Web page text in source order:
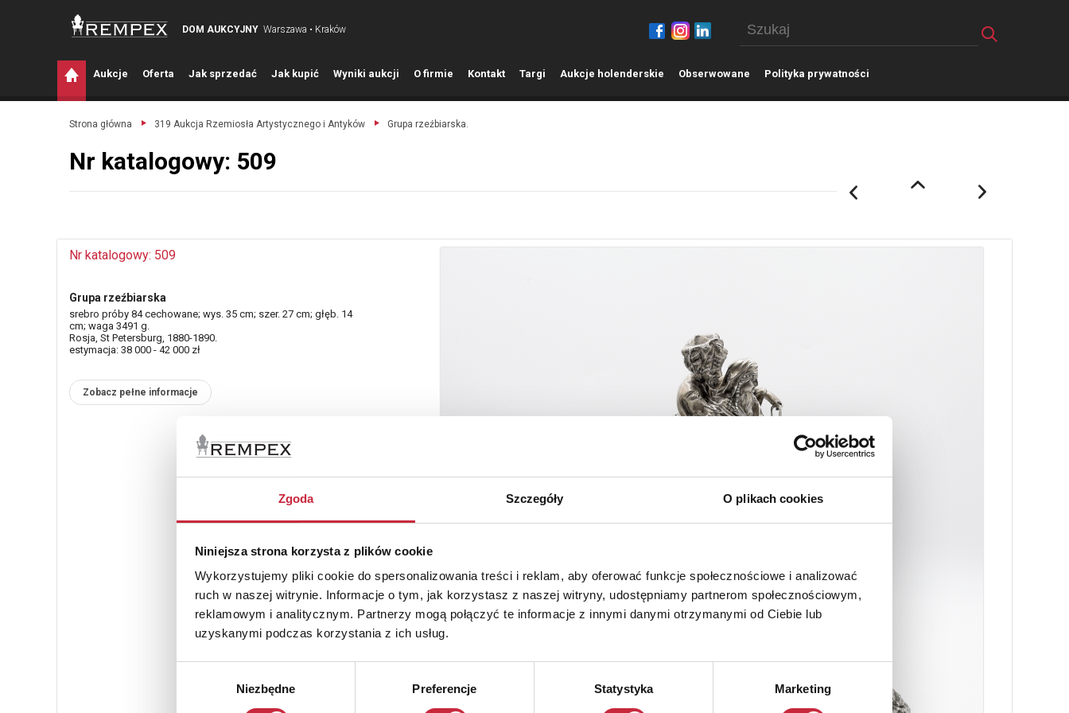
Zgoda Szczegóły O plikach cookies
Niniejsza strona korzysta z plików cookie
Wykorzystujemy pliki cookie do spersonalizowania treści i reklam, aby oferować funkcje społecznościowe i analizować
ruch w naszej witrynie. Informacje o tym, jak korzystasz z naszej witryny, udostępniamy partnerom społecznościowym,
reklamowym i analitycznym. Partnerzy mogą połączyć te informacje z innymi danymi otrzymanymi od Ciebie lub
uzyskanymi podczas korzystania z ich usług.
Niezbędne Preferencje Statystyka Marketing
DOM AUKCYJNY Warszawa • Kraków
Aukcje Oferta Jak sprzedać Jak kupić Wyniki aukcji O firmie Kontakt Targi Aukcje holenderskie Obserwowane Polityka prywatności
Strona główna 319 Aukcja Rzemiosła Artystycznego i Antyków Grupa rzeźbiarska.
Nr katalogowy: 509
Nr katalogowy: 509
Grupa rzeźbiarska
srebro próby 84 cechowane; wys. 35 cm; szer. 27 cm; głęb. 14
cm; waga 3491 g.
Rosja, St Petersburg, 1880-1890.
estymacja: 38 000 - 42 000 zł
Zobacz pełne informacje